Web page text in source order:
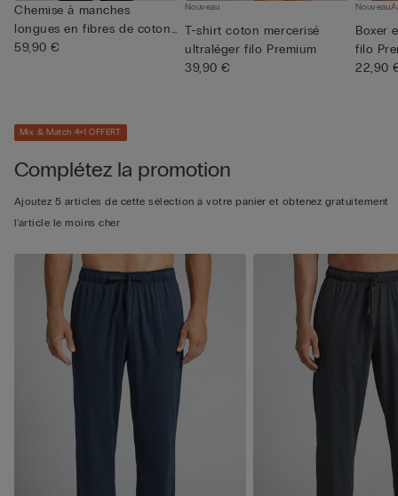
Chemise à manches
longues en fibres de coton
merce...
59,90 €
Nouveau
T-shirt coton mercerisé
ultraléger filo Premium
39,90 €
Nouveau
Boxer
filo
22,90
Mix & Match 4+1 OFFERT
Complétez la promotion
Ajoutez 5 articles de cette sélection à votre panier et obtenez gratuitement
l'article le moins cher